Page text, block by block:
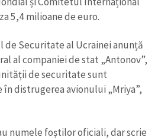
5,4 milioane de euro.
de Securitate al Ucrainei anunță
al companiei de stat „Antonov”,
de securitate sunt
distrugerea avionului „Mriya”,
numele foștilor oficiali, dar scrie